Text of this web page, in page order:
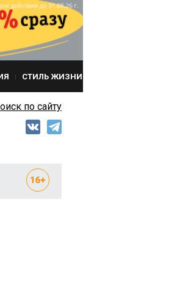
СТИЛЬ ЖИЗНИ
по сайту